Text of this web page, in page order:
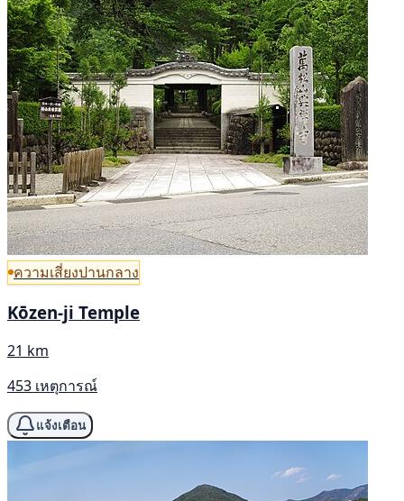
ความเสี่ยงปานกลาง
Kōzen-ji Temple
21 km
453 เหตุการณ์
แจ้งเตือน